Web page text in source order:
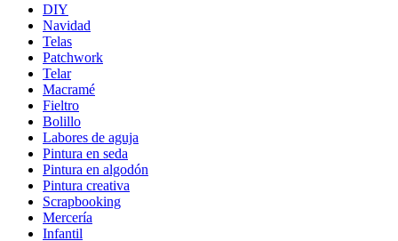
DIY
Navidad
Telas
Patchwork
Telar
Macramé
Fieltro
Bolillo
Labores de aguja
Pintura en seda
Pintura en algodón
Pintura creativa
Scrapbooking
Mercería
Infantil